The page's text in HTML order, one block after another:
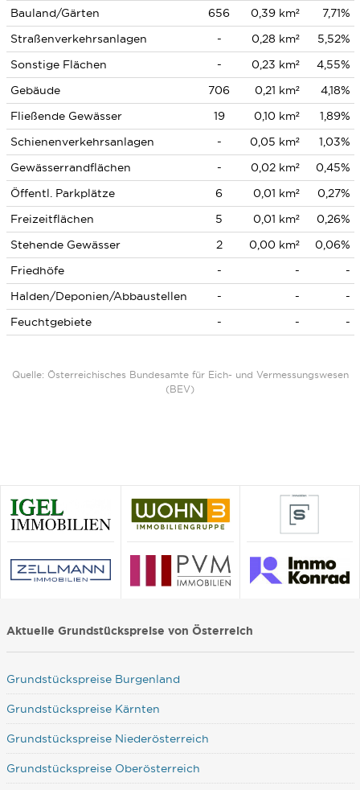
Bauland/Gärten 656 0,39 km²
7,71%
Straßenverkehrsanlagen
- 0,28 km²
5,52%
Sonstige Flächen
- 0,23 km²
4,55%
Gebäude
706 0,21 km²
4,18%
Fließende Gewässer
19 0,10 km²
1,89%
Schienenverkehrsanlagen
- 0,05 km²
1,03%
Gewässerrandflächen
- 0,02 km²
0,45%
Öffentl. Parkplätze
6 0,01 km²
0,27%
Freizeitflächen
5 0,01 km²
0,26%
Stehende Gewässer
2 0,00 km²
0,06%
Friedhöfe
- -
-
Halden/Deponien/Abbaustellen
- -
-
Feuchtgebiete
- - -
Quelle: Österreichisches Bundesamte für Eich- und Vermessungswesen
(BEV)
Aktuelle Grundstückspreise von Österreich
Grundstückspreise Burgenland
Grundstückspreise Kärnten
Grundstückspreise Niederösterreich
Grundstückspreise Oberösterreich